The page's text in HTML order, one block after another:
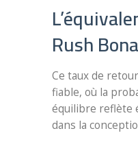
Rush
Ce taux de
fiable, où la
équilibre reflète
dans la